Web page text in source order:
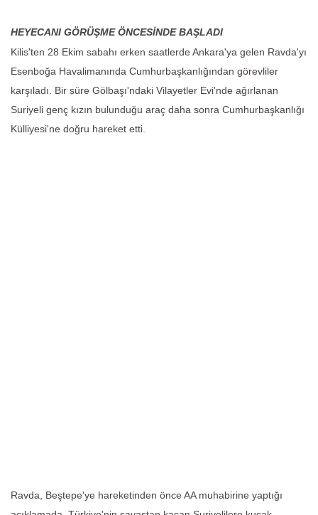
HEYECANI GÖRÜŞME ÖNCESİNDE BAŞLADI
Kilis'ten 28 Ekim sabahı erken saatlerde Ankara'ya gelen Ravda'yı
Esenboğa Havalimanında Cumhurbaşkanlığından görevliler
karşıladı. Bir süre Gölbaşı'ndaki Vilayetler Evi'nde ağırlanan
Suriyeli genç kızın bulunduğu araç daha sonra Cumhurbaşkanlığı
Külliyesi'ne doğru hareket etti.
Ravda, Beştepe'ye hareketinden önce AA muhabirine yaptığı